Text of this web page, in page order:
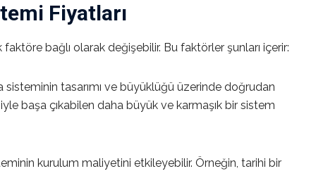
Fiyatları
faktöre bağlı olarak değişebilir. Bu faktörler şunları içerir:
sisteminin tasarımı ve büyüklüğü üzerinde doğrudan
başa çıkabilen daha büyük ve karmaşık bir sistem
kurulum maliyetini etkileyebilir. Örneğin, tarihi bir